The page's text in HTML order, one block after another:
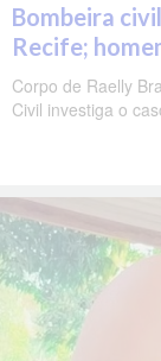
Bombeira
Recife;
Corpo de Raelly
Civil investiga o